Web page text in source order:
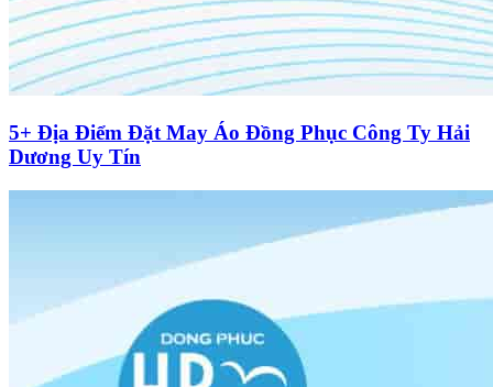
5+ Địa Điểm Đặt May Áo Đồng Phục Công Ty Hải
Dương Uy Tín